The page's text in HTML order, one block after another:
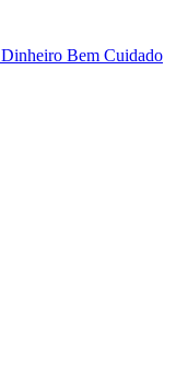
Dinheiro Bem Cuidado